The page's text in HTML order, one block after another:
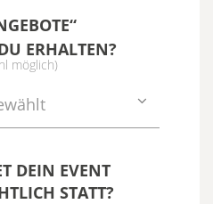
ERHALTEN?
möglich)
DEIN EVENT
STATT?